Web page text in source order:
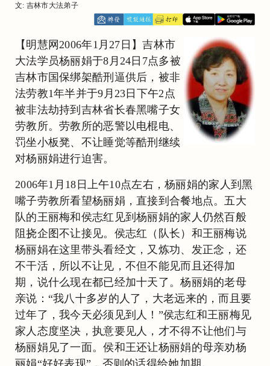
文: 吉林市大法弟子
【明慧网2006年1月27日】吉林市
大法学员杨丽娟于8月24日7点多被
吉林市国保绑架酷刑逼供后，被非
法劳教1年半并于9月23日下午2点
被非法劫持到吉林省长春黑嘴子女
劳教所。劳教所的恶警以电棍电、
罚坐小板凳、不让睡觉等酷刑继续
对杨丽娟进行迫害。
2006年1月18日上午10点左右，杨丽娟的家人到黑
嘴子劳教所看望杨丽娟，直接到合餐地点。五大
队的王丽梅和侯志红见到杨丽娟的家人仍然百般
阻挠企图不让接见。侯志红（队长）和王丽梅说
杨丽娟在这里带头看经文，又炼功、发正念，还
不干活，所以不让见，不但不能见而且还得加
期，说什么现在都已经加十天了。杨丽娟的老母
亲说：“我八十多岁的人了，大老远来的，而且要
过年了，我今天必须见到人！”侯志红和王丽梅见
家人态度坚决，执意要见人，才不得不让他们与
杨丽娟见了一面。侯和王还让杨丽娟的母亲劝杨
丽娟“好好表现”，否则的话得给她加期。